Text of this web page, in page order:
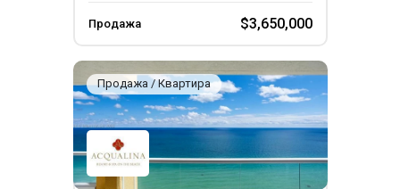
Продажа $3,650,000
Продажа / Квартира